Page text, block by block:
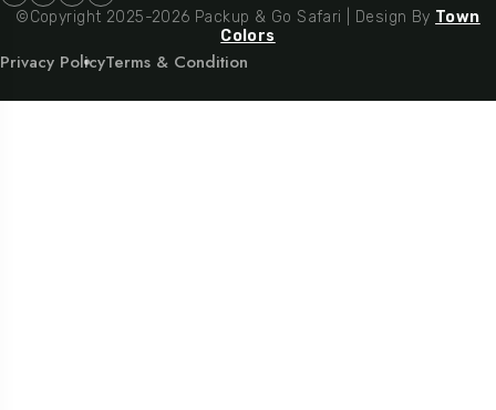
©Copyright 2025-2026 Packup & Go Safari | Design By Town
Colors
Privacy PolicyTerms & Condition